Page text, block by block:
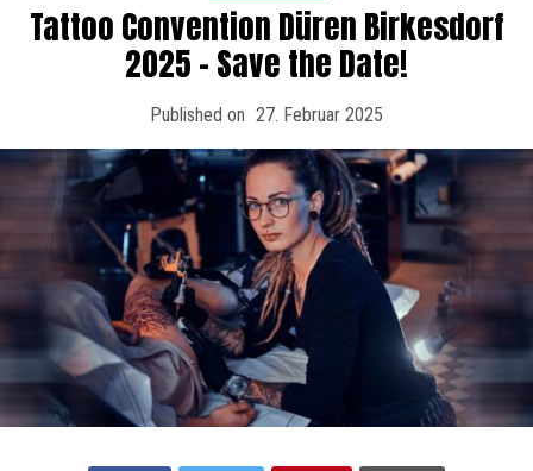
Tattoo Convention Düren Birkesdorf
2025 – Save the Date!
Published on 27. Februar 2025